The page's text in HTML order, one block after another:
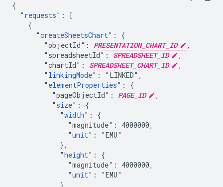
{
  "
requests": [
    {
      "
createSheetsChart": {
        "objectId":
PRESENTATION_CHART_ID
,
        "spreadsheetId":
SPREADSHEET_ID
,
        "chartId":
SPREADSHEET_CHART_ID
,
        "
linkingMode": "LINKED",
        "
elementProperties": {
          "pageObjectId":
PAGE_ID
,
          "
size": {
            "
width": {
              "magnitude": 4000000,
              "
unit": "EMU"
            },
            "
height": {
              "magnitude": 4000000,
              "
unit": "EMU"
            }